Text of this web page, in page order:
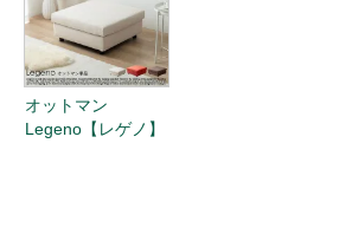
オットマン
Legeno【レゲノ】